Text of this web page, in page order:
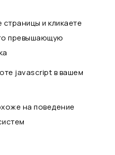
и кликаете
превышающую
javascript в вашем
на поведение